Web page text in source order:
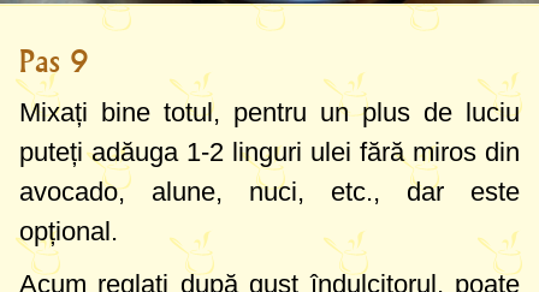
Pas 9
Mixați bine totul, pentru un plus de luciu
puteți adăuga 1-2 linguri ulei fără miros din
avocado, alune, nuci, etc., dar este
opțional.
Acum reglați după gust îndulcitorul, poate